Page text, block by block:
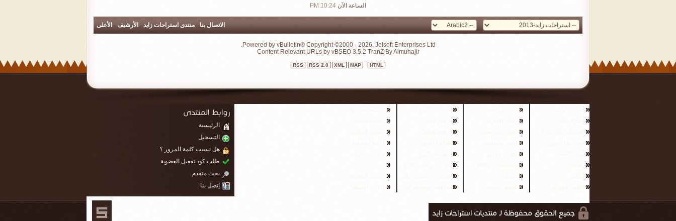
الساعة الآن 10:24 PM
الاتصال بنا- منتدى استراحات زايد- الأرشيف - الأعلى
Powered by vBulletin® Copyright ©2000 - 2026, Jelsoft Enterprises Ltd.
Content Relevant URLs by vBSEO3.5.2 TranZ By Almuhajir
RSS RSS 2.0 XML MAP HTML
الرئيسية
التسجيل
هل نسيت كلمة المرور ؟
طلب كود تفعيل العضوية
بحث متقدم
إتصل بنا